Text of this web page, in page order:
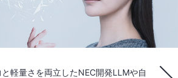
軽量さを両立したNEC開発LLMや自